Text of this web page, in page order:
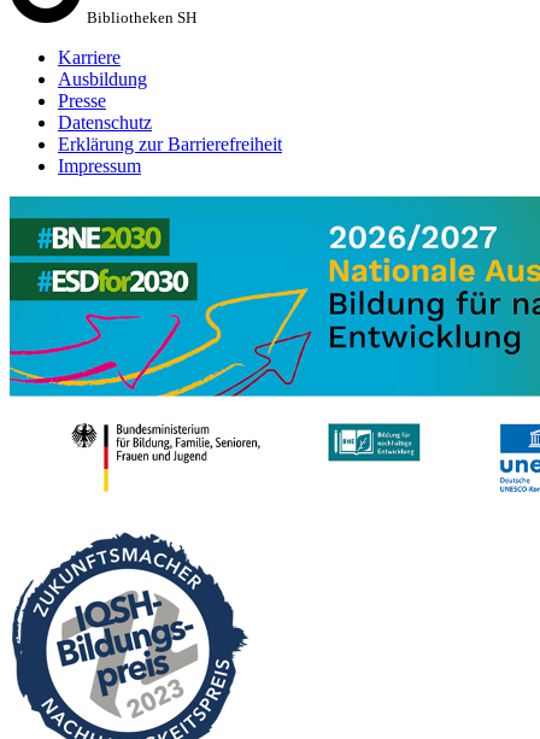
Bibliotheken SH
Karriere
Ausbildung
Presse
Datenschutz
Erklärung zur Barrierefreiheit
Impressum